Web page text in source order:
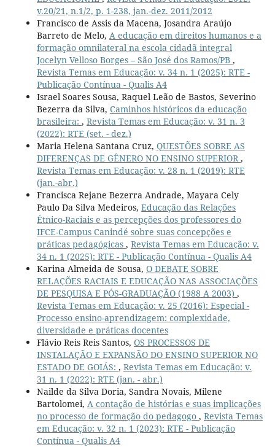
v.20/21, n.1/2, p. 1-238, jan.-dez. 2011/2012
Francisco de Assis da Macena, Josandra Araújo
Barreto de Melo, A educação em direitos humanos e a
formação omnilateral na escola cidadã integral
Jocelyn Velloso Borges – São José dos Ramos/PB ,
Revista Temas em Educação: v. 34 n. 1 (2025): RTE -
Publicação Contínua - Qualis A4
Israel Soares Sousa, Raquel Leão de Bastos, Severino
Bezerra da Silva, Caminhos históricos da educação
brasileira: , Revista Temas em Educação: v. 31 n. 3
(2022): RTE (set. - dez.)
Maria Helena Santana Cruz, QUESTÕES SOBRE AS
DIFERENÇAS DE GÊNERO NO ENSINO SUPERIOR,
Revista Temas em Educação: v. 28 n. 1 (2019): RTE
(jan.-abr.)
Francisca Rejane Bezerra Andrade, Mayara Cely
Paulo Da Silva Medeiros, Educação das Relações
Étnico-Raciais e as percepções dos professores do
IFCE-Campus Canindé sobre suas concepções e
práticas pedagógicas , Revista Temas em Educação: v.
34 n. 1 (2025): RTE - Publicação Contínua - Qualis A4
Karina Almeida de Sousa, O DEBATE SOBRE
RELAÇÕES RACIAIS E EDUCAÇÃO NAS ASSOCIAÇÕES
DE PESQUISA E PÓS-GRADUAÇÃO (1988 A 2003) ,
Revista Temas em Educação: v. 25 (2016): Especial -
Processo ensino-aprendizagem: complexidade,
diversidade e práticas docentes
Flávio Reis Reis Santos, OS PROCESSOS DE
INSTALAÇÃO E EXPANSÃO DO ENSINO SUPERIOR NO
ESTADO DE GOIÁS: , Revista Temas em Educação: v.
31 n. 1 (2022): RTE (jan. - abr.)
Nailde da Silva Doria, Sandra Novais, Milene
Bartolomei, A contação de histórias e suas implicações
no processo de formação do pedagogo , Revista Temas
em Educação: v. 32 n. 1 (2023): RTE - Publicação
Contínua - Qualis A4